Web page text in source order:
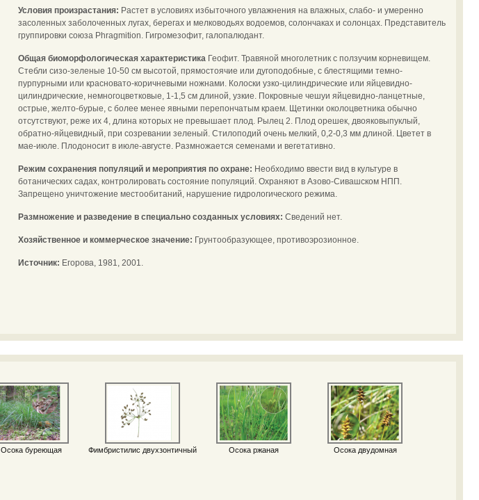
Условия произрастания: Растет в условиях избыточного увлажнения на влажных, слабо- и умеренно
засоленных заболоченных лугах, берегах и мелководьях водоемов, солончаках и солонцах. Представитель
группировки союза Phragmition. Гигромезофит, галопалюдант.
Общая биоморфологическая характеристика Геофит. Травяной многолетник с ползучим корневищем.
Стебли сизо-зеленые 10-50 см высотой, прямостоячие или дугоподобные, с блестящими темно-
пурпурными или красновато-коричневыми ножнами. Колоски узко-цилиндрические или яйцевидно-
цилиндрические, немногоцветковые, 1-1,5 см длиной, узкие. Покровные чешуи яйцевидно-ланцетные,
острые, желто-бурые, с более менее явными перепончатым краем. Щетинки околоцветника обычно
отсутствуют, реже их 4, длина которых не превышает плод. Рылец 2. Плод орешек, двояковыпуклый,
обратно-яйцевидный, при созревании зеленый. Стилоподий очень мелкий, 0,2-0,3 мм длиной. Цветет в
мае-июле. Плодоносит в июле-августе. Размножается семенами и вегетативно.
Режим сохранения популяций и мероприятия по охране: Необходимо ввести вид в культуре в
ботанических садах, контролировать состояние популяций. Охраняют в Азово-Сивашском НПП.
Запрещено уничтожение местообитаний, нарушение гидрологического режима.
Размножение и разведение в специально созданных условиях: Сведений нет.
Хозяйственное и коммерческое значение: Грунтообразующее, противоэрозионное.
Источник: Егорова, 1981, 2001.
Осока буреющая Фимбристилис двухзонтичный Осока ржаная Осока двудомная